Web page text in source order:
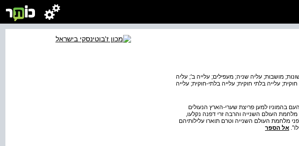
ראשונות; רשונות; מושבות; עליה שניה; מעפילים; עלייה ב'; עליה
עלייה בלתי חוקית; עלייה בלתי-חוקית; עלייה
בהמוניו למען פריצת שערי-הארץ הנעולים
העולם השנייה והרבה זרי דפנה נקלעו,
מלחמת העולם השנייה וטרם תוארו עלילותיהם
אל הספר